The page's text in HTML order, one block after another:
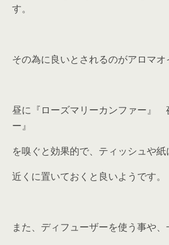
す。
その為に良いとされるのがアロマオ
昼に『ローズマリーカンファー』
ー』
を嗅ぐと効果的で、ティッシュや
近くに置いておくと良いようです。
また、ディフューザーを使う事や